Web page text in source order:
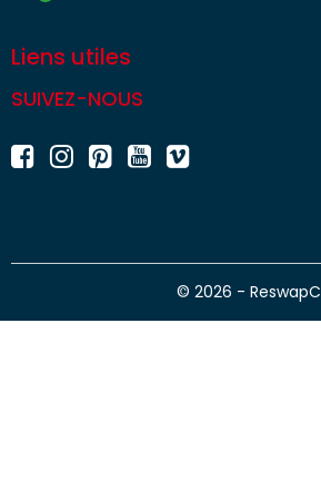
Liens utiles
SUIVEZ-NOUS
© 2026 - ReswapC